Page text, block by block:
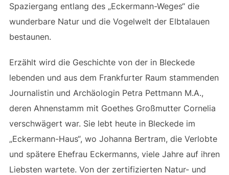
Spaziergang entlang des „Eckermann-Weges“ die
wunderbare Natur und die Vogelwelt der Elbtalauen
bestaunen.
Erzählt wird die Geschichte von der in Bleckede
lebenden und aus dem Frankfurter Raum stammenden
Journalistin und Archäologin Petra Pettmann M.A.,
deren Ahnenstamm mit Goethes Großmutter Cornelia
verschwägert war. Sie lebt heute in Bleckede im
„Eckermann-Haus“, wo Johanna Bertram, die Verlobte
und spätere Ehefrau Eckermanns, viele Jahre auf ihren
Liebsten wartete. Von der zertifizierten Natur- und